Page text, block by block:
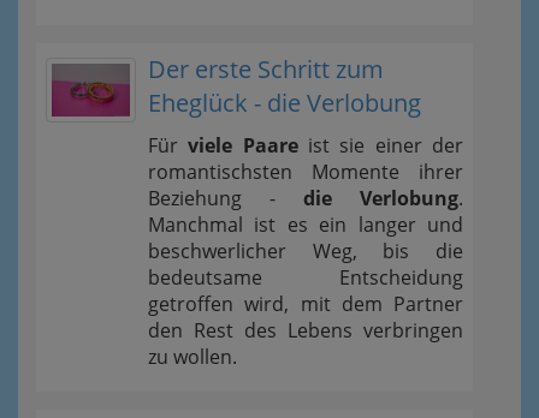
Der erste Schritt zum
Eheglück - die Verlobung
Fürviele Paareist sie einer der
romantischsten Momente ihrer
Beziehung - die Verlobung.
Manchmal ist es ein langer und
beschwerlicher Weg, bis die
bedeutsame Entscheidung
getroffen wird, mit dem Partner
den Rest des Lebens verbringen
zu wollen.